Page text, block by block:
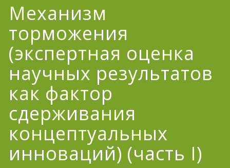
Механизм
торможения
(экспертная оценка
научных результатов
как фактор
сдерживания
концептуальных
инноваций) (часть I)